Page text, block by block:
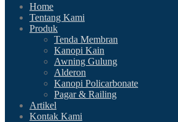
Home
Tentang Kami
Produk
Tenda Membran
Kanopi Kain
Awning Gulung
Alderon
Kanopi Policarbonate
Pagar & Railing
Artikel
Kontak Kami